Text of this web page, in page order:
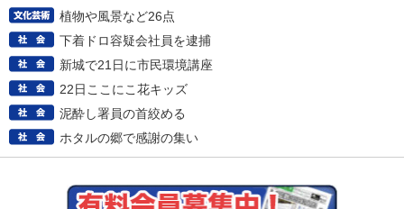
植物や風景など26点
下着ドロ容疑会社員を逮捕
新城で21日に市民環境講座
22日ここにこ花キッズ
泥酔し署員の首絞める
ホタルの郷で感謝の集い